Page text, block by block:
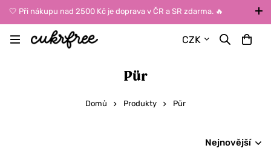
🤍 Při nákupu nad 2500 Kč je doprava v ČR a SR zdarma. 🔥
UPOZORNĚNÍ: Během léta vybírejte dopravu kurýrem nebo do Z-
BOXů umístěných uvnitř budov. Reklamace zboží způsobené
CZK
Pür
Domů Produkty Pür
Nejnovější